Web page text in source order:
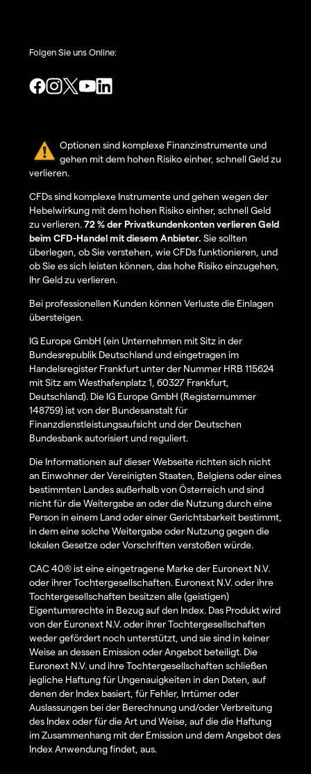
Folgen Sie uns Online:
Optionen sind komplexe Finanzinstrumente und
gehen mit dem hohen Risiko einher, schnell Geld zu
verlieren.
CFDs sind komplexe Instrumente und gehen wegen der
Hebelwirkung mit dem hohen Risiko einher, schnell Geld
zu verlieren.72 % der Privatkundenkonten verlieren Geld
beim CFD-Handel mit diesem Anbieter. Sie sollten
überlegen, ob Sie verstehen, wie CFDs funktionieren, und
ob Sie es sich leisten können, das hohe Risiko einzugehen,
Ihr Geld zu verlieren.
Bei professionellen Kunden können Verluste die Einlagen
übersteigen.
IG Europe GmbH (ein Unternehmen mit Sitz in der
Bundesrepublik Deutschland und eingetragen im
Handelsregister Frankfurt unter der Nummer HRB 115624
mit Sitz am Westhafenplatz 1, 60327 Frankfurt,
Deutschland). Die IG Europe GmbH (Registernummer
148759) ist von der Bundesanstalt für
Finanzdienstleistungsaufsicht und der Deutschen
Bundesbank autorisiert und reguliert.
Die Informationen auf dieser Webseite richten sich nicht
an Einwohner der Vereinigten Staaten, Belgiens oder eines
bestimmten Landes außerhalb von Österreich und sind
nicht für die Weitergabe an oder die Nutzung durch eine
Person in einem Land oder einer Gerichtsbarkeit bestimmt,
in dem eine solche Weitergabe oder Nutzung gegen die
lokalen Gesetze oder Vorschriften verstoßen würde.
CAC 40® ist eine eingetragene Marke der Euronext N.V.
oder ihrer Tochtergesellschaften. Euronext N.V. oder ihre
Tochtergesellschaften besitzen alle (geistigen)
Eigentumsrechte in Bezug auf den Index. Das Produkt wird
von der Euronext N.V. oder ihrer Tochtergesellschaften
weder gefördert noch unterstützt, und sie sind in keiner
Weise an dessen Emission oder Angebot beteiligt. Die
Euronext N.V. und ihre Tochtergesellschaften schließen
jegliche Haftung für Ungenauigkeiten in den Daten, auf
denen der Index basiert, für Fehler, Irrtümer oder
Auslassungen bei der Berechnung und/oder Verbreitung
des Index oder für die Art und Weise, auf die die Haftung
im Zusammenhang mit der Emission und dem Angebot des
Index Anwendung findet, aus.